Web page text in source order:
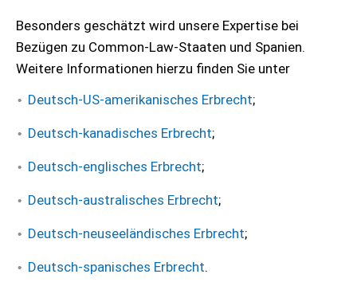
Besonders geschätzt wird unsere Expertise bei
Bezügen zu Common-Law-Staaten und Spanien.
Weitere Informationen hierzu finden Sie unter
Deutsch-US-amerikanisches Erbrecht;
Deutsch-kanadisches Erbrecht;
Deutsch-englisches Erbrecht;
Deutsch-australisches Erbrecht;
Deutsch-neuseeländisches Erbrecht;
Deutsch-spanisches Erbrecht.